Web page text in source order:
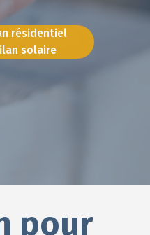
résidentiel
solaire
pour